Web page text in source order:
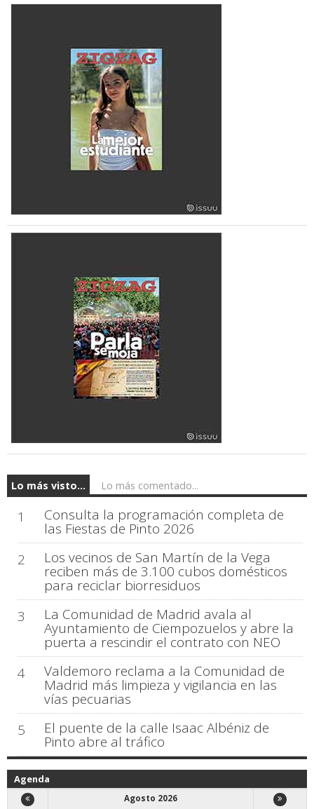
Lo más visto... Lo más comentado...
1 Consulta la programación completa de
las Fiestas de Pinto 2026
2
Los vecinos de San Martín de la Vega
reciben más de 3.100 cubos domésticos
para reciclar biorresiduos
3
La Comunidad de Madrid avala al
Ayuntamiento de Ciempozuelos y abre la
puerta a rescindir el contrato con NEO
4
Valdemoro reclama a la Comunidad de
Madrid más limpieza y vigilancia en las
vías pecuarias
5
El puente de la calle Isaac Albéniz de
Pinto abre al tráfico
Agenda
Agosto 2026